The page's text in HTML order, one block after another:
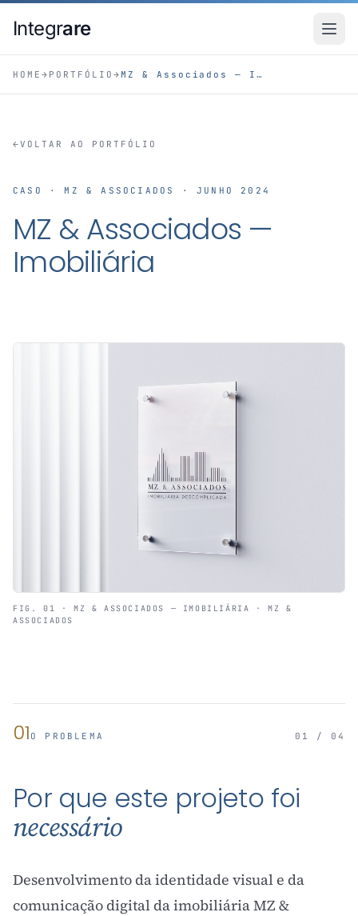
Integrare
HOME → PORTFÓLIO → MZ & Associados — Imobiliária
←VOLTAR AO PORTFÓLIO
CASO · MZ & ASSOCIADOS · JUNHO 2024
MZ & Associados —
Imobiliária
FIG. 01 · MZ & ASSOCIADOS — IMOBILIÁRIA · MZ &
ASSOCIADOS
01 O PROBLEMA 01 / 04
Por que este projeto foi
necessário
Desenvolvimento da identidade visual e da
comunicação digital da imobiliária MZ &